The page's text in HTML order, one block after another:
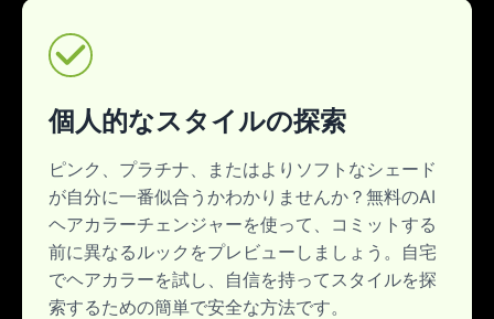
個人的なスタイルの探索
ピンク、プラチナ、またはよりソフトなシェード
が自分に一番似合うかわかりませんか？無料のAI
ヘアカラーチェンジャーを使って、コミットする
前に異なるルックをプレビューしましょう。自宅
でヘアカラーを試し、自信を持ってスタイルを探
索するための簡単で安全な方法です。